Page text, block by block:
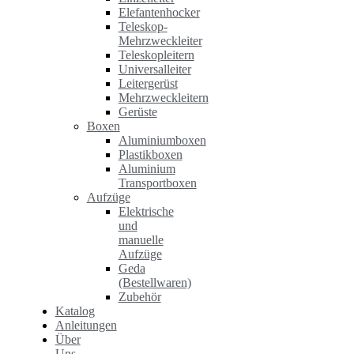
Elefantenhocker
Teleskop-
Mehrzweckleiter
Teleskopleitern
Universalleiter
Leitergerüst
Mehrzweckleitern
Gerüste
Boxen
Aluminiumboxen
Plastikboxen
Aluminium
Transportboxen
Aufzüge
Elektrische
und
manuelle
Aufzüge
Geda
(Bestellwaren)
Zubehör
Katalog
Anleitungen
Über